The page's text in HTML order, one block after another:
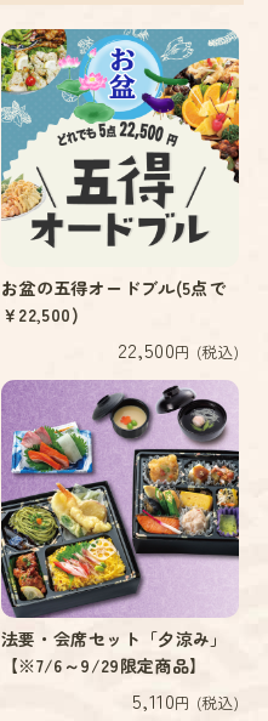
お盆の五得オードブル(5点で
￥22,500)
22,500円 (税込)
法要・会席セット「夕涼み」
【※7/6～9/29限定商品】
5,110円 (税込)